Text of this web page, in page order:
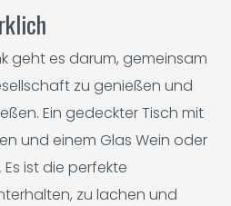
geht es darum, gemeinsam
zu genießen und
Ein gedeckter Tisch mit
und einem Glas Wein oder
ist die perfekte
zu lachen und